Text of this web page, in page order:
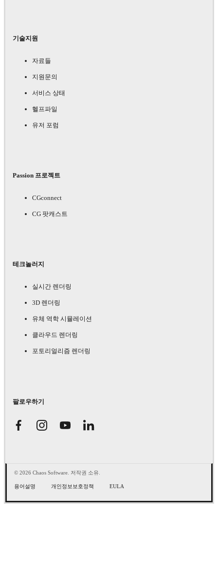
기술지원
자료들
지원문의
서비스 상태
헬프파일
유저 포럼
Passion 프로젝트
CGconnect
CG 팟캐스트
테크놀러지
실시간 렌더링
3D 렌더링
유체 역학 시뮬레이션
클라우드 렌더링
포토리얼리즘 렌더링
팔로우하기
© 2026 Chaos Software. 저작권 소유.
용어설명 개인정보보호정책 EULA